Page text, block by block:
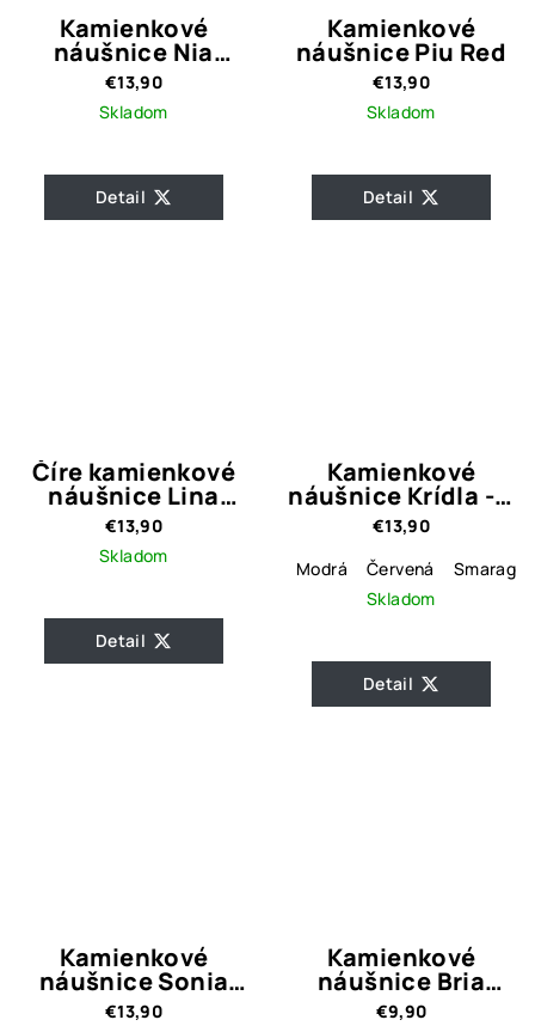
Kamienkové
náušnice Nia
Emerald
€13,90
Skladom
Detail
Kamienkové
náušnice Piu Red
€13,90
Skladom
Detail
Číre kamienkové
náušnice Lina
Shiny
€13,90
Skladom
Detail
Kamienkové
náušnice Krídla - 5
farebných variant
€13,90
Modrá
Červená
Skladom
Detail
Kamienkové
náušnice Sonia
Magenta
€13,90
Kamienkové
náušnice Bria
Emerald
€9,90